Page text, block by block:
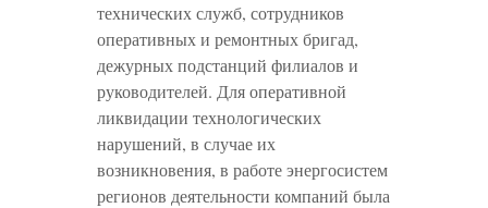
технических служб, сотрудников
оперативных и ремонтных бригад,
дежурных подстанций филиалов и
руководителей. Для оперативной
ликвидации технологических
нарушений, в случае их
возникновения, в работе энергосистем
регионов деятельности компаний была